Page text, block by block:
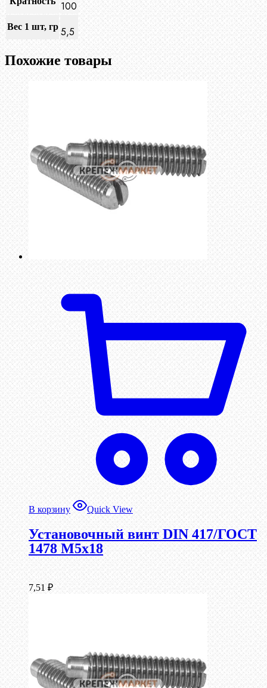
100
Вес 1 шт, гр 5,5
Похожие товары
В корзину Quick View
Установочный винт DIN 417/ГОСТ
1478 М5х18
7,51 ₽